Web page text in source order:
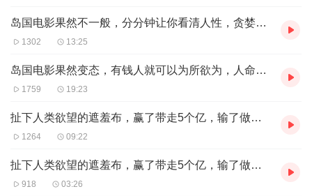
岛国电影果然不一般，分分钟让你看清人性，贪婪没有好下场
1302 13:25
岛国电影果然变态，有钱人就可以为所欲为，人命在这里不值钱
1759 19:23
扯下人类欲望的遮羞布，赢了带走5个亿，输了做奴隶130年（第三集）
1264 09:22
扯下人类欲望的遮羞布，赢了带走5个亿，输了做奴隶130年（第二集）
918 03:26